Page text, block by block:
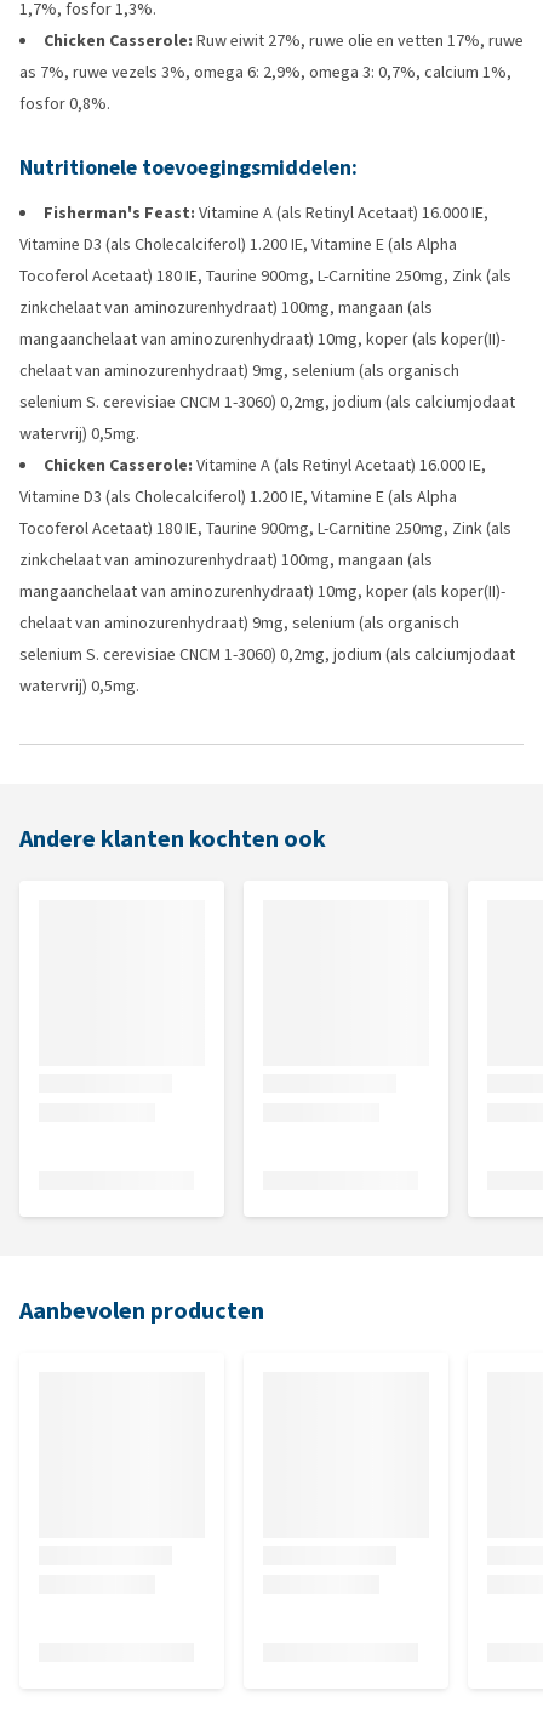
1,7%, fosfor 1,3%.
Chicken Casserole: Ruw eiwit 27%, ruwe olie en vetten 17%, ruwe
as 7%, ruwe vezels 3%, omega 6: 2,9%, omega 3: 0,7%, calcium 1%,
fosfor 0,8%.
Nutritionele toevoegingsmiddelen:
Fisherman's Feast: Vitamine A (als Retinyl Acetaat) 16.000 IE,
Vitamine D3 (als Cholecalciferol) 1.200 IE, Vitamine E (als Alpha
Tocoferol Acetaat) 180 IE, Taurine 900mg, L-Carnitine 250mg, Zink (als
zinkchelaat van aminozurenhydraat) 100mg, mangaan (als
mangaanchelaat van aminozurenhydraat) 10mg, koper (als koper(II)-
chelaat van aminozurenhydraat) 9mg, selenium (als organisch
selenium S. cerevisiae CNCM 1-3060) 0,2mg, jodium (als calciumjodaat
watervrij) 0,5mg.
Chicken Casserole: Vitamine A (als Retinyl Acetaat) 16.000 IE,
Vitamine D3 (als Cholecalciferol) 1.200 IE, Vitamine E (als Alpha
Tocoferol Acetaat) 180 IE, Taurine 900mg, L-Carnitine 250mg, Zink (als
zinkchelaat van aminozurenhydraat) 100mg, mangaan (als
mangaanchelaat van aminozurenhydraat) 10mg, koper (als koper(II)-
chelaat van aminozurenhydraat) 9mg, selenium (als organisch
selenium S. cerevisiae CNCM 1-3060) 0,2mg, jodium (als calciumjodaat
watervrij) 0,5mg.
Andere klanten kochten ook
Aanbevolen producten